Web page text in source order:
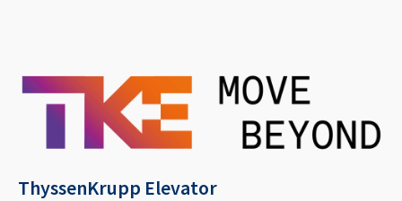
ThyssenKrupp Elevator